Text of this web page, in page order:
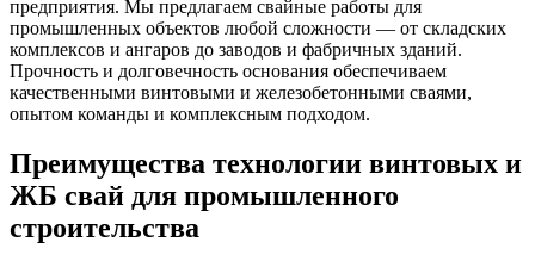
предприятия. Мы предлагаем свайные работы для
промышленных объектов любой сложности — от складских
комплексов и ангаров до заводов и фабричных зданий.
Прочность и долговечность основания обеспечиваем
качественными винтовыми и железобетонными сваями,
опытом команды и комплексным подходом.
Преимущества технологии винтовых и
ЖБ свай для промышленного
строительства